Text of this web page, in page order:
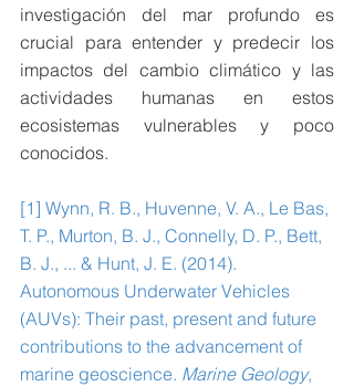
investigación del mar profundo es
crucial para entender y predecir los
impactos del cambio climático y las
actividades humanas en estos
ecosistemas vulnerables y poco
conocidos.
[1] Wynn, R. B., Huvenne, V. A., Le Bas,
T. P., Murton, B. J., Connelly, D. P., Bett,
B. J., ... & Hunt, J. E. (2014).
Autonomous Underwater Vehicles
(AUVs): Their past, present and future
contributions to the advancement of
marine geoscience. Marine Geology,